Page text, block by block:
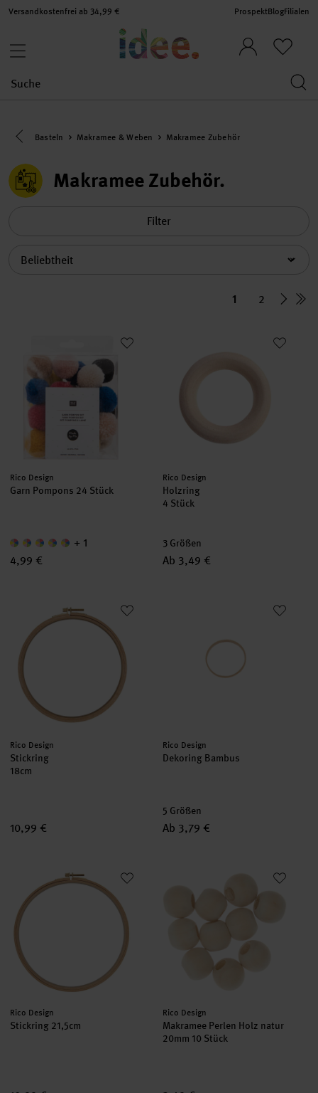
Versandkostenfrei ab 34,99 € ProspektBlogFilialen
Eine Kategorie zurück navigieren
Basteln Makramee & Weben Makramee Zubehör
Makramee Zubehör
Filter
1 2
Garn Pompons 24 Stück
Hersteller:
Rico Design
Garn Pompons 24 Stück
+ 1
4,99 €
Hersteller:
Rico Design
Holzring
4 Stück
3 Größen
Ab 3,49 €
Hersteller:
Rico Design
Stickring
18cm
10,99 €
Hersteller:
Rico Design
Dekoring Bambus
5 Größen
Ab 3,79 €
Hersteller:
Rico Design
Stickring 21,5cm
Makramee Perlen Holz natur
Hersteller:
Rico Design
Makramee Perlen Holz natur
20mm 10 Stück